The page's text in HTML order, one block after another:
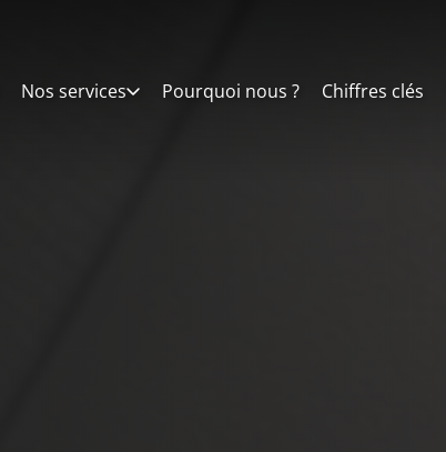
Nos services Pourquoi nous ? Chiffres clés